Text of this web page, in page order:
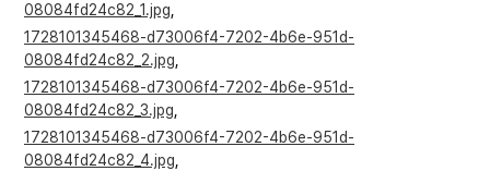
08084fd24c82_1.jpg
1728101345468-d73006f4-7202-4b6e-951d-
08084fd24c82_2.jpg
1728101345468-d73006f4-7202-4b6e-951d-
08084fd24c82_3.jpg
1728101345468-d73006f4-7202-4b6e-951d-
08084fd24c82_4.jpg